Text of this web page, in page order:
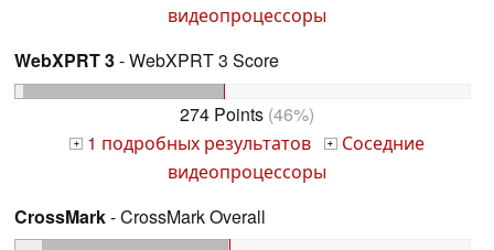
видеопроцессоры
WebXPRT 3- WebXPRT 3 Score
274 Points (46%)
+ 1 подробных результатов + Соседние
видеопроцессоры
CrossMark- CrossMark Overall